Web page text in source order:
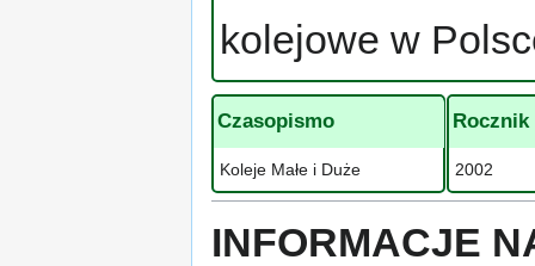
kolejowe w
Czasopismo
Koleje Małe i Duże
Rocznik
2002
INFORMACJE